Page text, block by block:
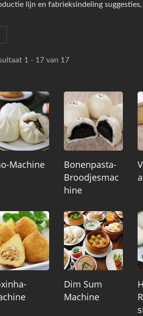
lijn en fabrieksindeling
1 - 17 van 17
Machine
Bonenpasta-
Broodjesmac
Hine
Dim Sum
Machine